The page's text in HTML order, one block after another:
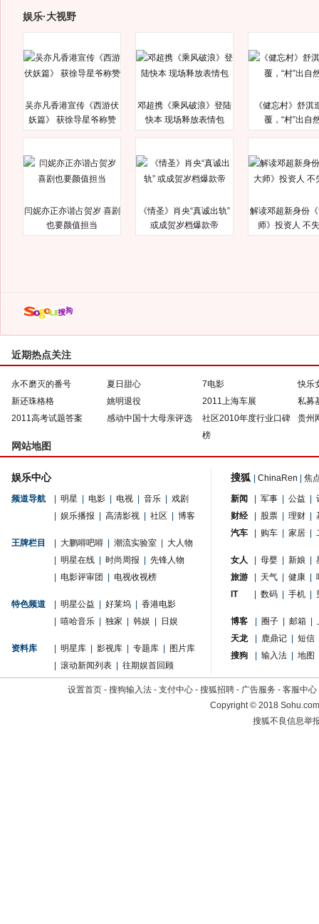
娱乐·大视野
吴亦凡香港宣传《西游伏
妖篇》 获徐导星爷称赞
邓超携《乘风破浪》登陆
快本 现场释放表情包
《健忘村》舒淇
覆，“村”出自
闫妮亦正亦谐占贺岁 喜剧
也要颜值担当
《情圣》肖央“真诚出轨”
或成贺岁档爆款帝
解读邓超新身份
师》投资人 不
近期热点关注
永不磨灭的番号 夏日甜心 7电影
快乐
新还珠格格
姚明退役 2011上海车展
私募
2011高考试题答案
感动中国十大母亲评选
社区2010年度行业口碑
榜
贵州
网站地图
娱乐中心
频道导航 明星 电影 电视 音乐
戏剧
娱乐播报 高清影视 社区 博客
王牌栏目 大鹏嘚吧嘚 潮流实验室
大人物
明星在线 时尚周报
先锋人物
电影评审团 电视收视榜
特色频道 明星公益 好莱坞
香港电影
嘻哈音乐 独家 韩娱 日娱
资料库 明星库 影视库 专题库
图片库
滚动新闻列表 往期娱首回顾
搜狐 ChinaRen 焦
新闻 军事 公益
财经
股票 理财
汽车
购车 家居
女人 母婴 新娘
旅游
天气 健康
IT
数码 手机
博客 圈子 邮箱
天龙
鹿鼎记
短信
搜狗
输入法 地图
设置首页 - 搜狗输入法 - 支付中心 - 搜狐招聘 - 广告服务 - 客服中心
Copyright©2018
搜狐不良信息举